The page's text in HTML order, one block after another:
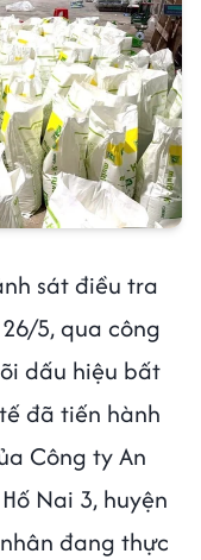
sát điều tra
5, qua công
dấu hiệu bất
đã tiến hành
Công ty An
Nai 3, huyện
đang thực